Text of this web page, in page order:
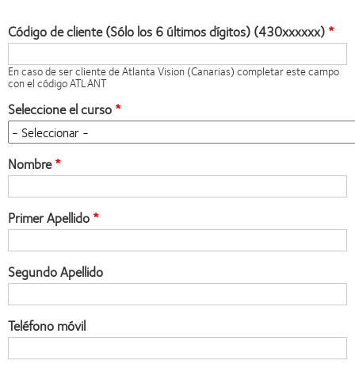
Código de cliente (Sólo los 6 últimos dígitos) (430xxxxxx)
En caso de ser cliente de Atlanta Vision (Canarias) completar este campo
con el código ATLANT
Seleccione el curso
Nombre
Primer Apellido
Segundo Apellido
Teléfono móvil